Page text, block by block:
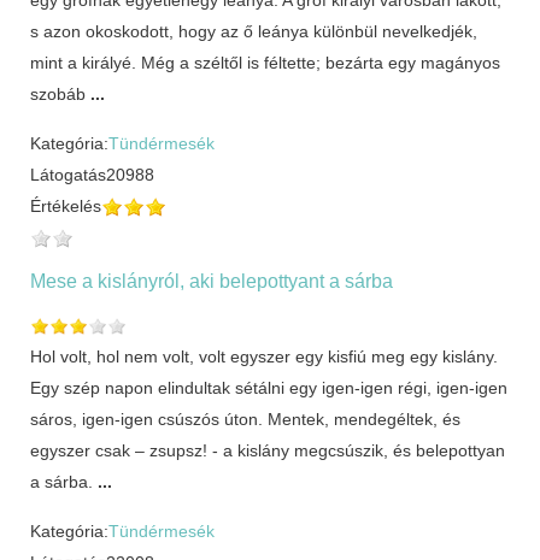
s azon okoskodott, hogy az ő leánya különbül nevelkedjék,
mint a királyé. Még a széltől is féltette; bezárta egy magányos
szobáb ...
Kategória:Tündérmesék
Látogatás20988
Értékelés
Mese a kislányról, aki belepottyant a sárba
Hol volt, hol nem volt, volt egyszer egy kisfiú meg egy kislány.
Egy szép napon elindultak sétálni egy igen-igen régi, igen-igen
sáros, igen-igen csúszós úton. Mentek, mendegéltek, és
egyszer csak – zsupsz! - a kislány megcsúszik, és belepottyan
a sárba. ...
Kategória:Tündérmesék